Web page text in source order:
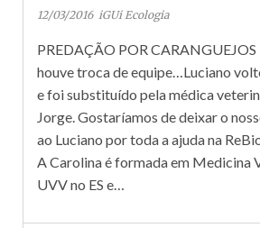
12/03/2016 iGUi Ecologia
PREDAÇÃO POR CARANGUEJOS
houve troca de equipe…Luciano
e foi substituído pela médica
Jorge. Gostaríamos de deixar o
ao Luciano por toda a ajuda na
A Carolina é formada em Medicina
UVV no ES e…